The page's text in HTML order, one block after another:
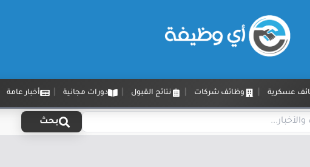
عسكرية وظائف شركات نتائج القبول دورات مجانية أخبار عامة
بحث